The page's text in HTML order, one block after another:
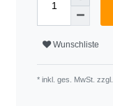
Wunschliste
* inkl. ges. MwSt. zzgl.